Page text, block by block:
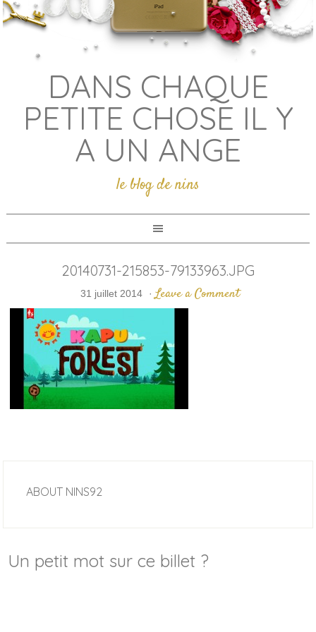
DANS CHAQUE
PETITE CHOSE IL Y
A UN ANGE
le blog de nins
20140731-215853-79133963.JPG
31 juillet 2014 · Leave a Comment
ABOUT NINS92
Un petit mot sur ce billet ?